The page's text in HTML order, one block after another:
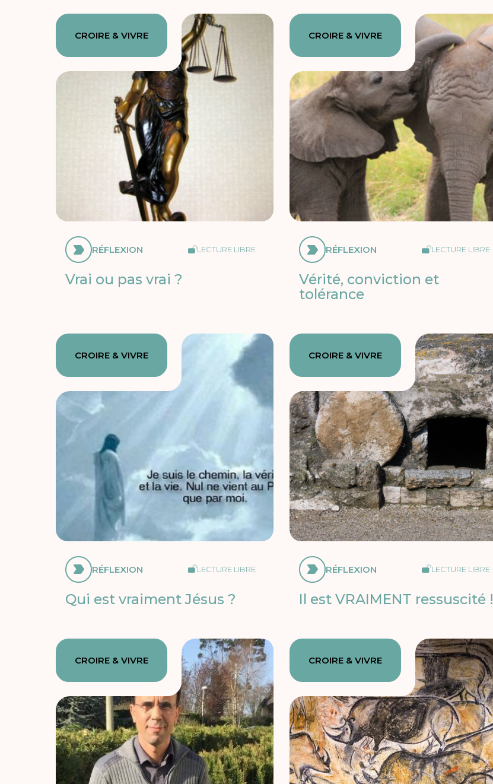
CROIRE & VIVRE
RÉFLEXION LECTURE LIBRE
Vrai ou pas vrai ?
CROIRE & VIVRE
RÉFLEXION LECTURE LIBRE
Vérité, conviction et
tolérance
CROIRE & VIVRE
RÉFLEXION LECTURE LIBRE
Qui est vraiment Jésus ?
CROIRE & VIVRE
RÉFLEXION LECTURE LIBRE
Il est VRAIMENT ressuscité !
CROIRE & VIVRE CROIRE & VIVRE